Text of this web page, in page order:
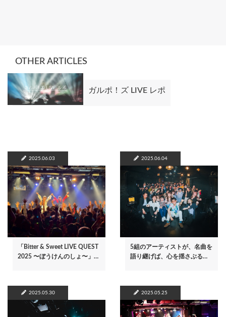
OTHER ARTICLES
ガルポ！ズ LIVE レポ
2025.06.03
「Bitter & Sweet LIVE QUEST
2025 〜ぼうけんのしょ〜」…
2025.06.04
5組のアーティストが、名曲を
語り継げば、心を揺さぶる…
2025.05.30 2025.05.25